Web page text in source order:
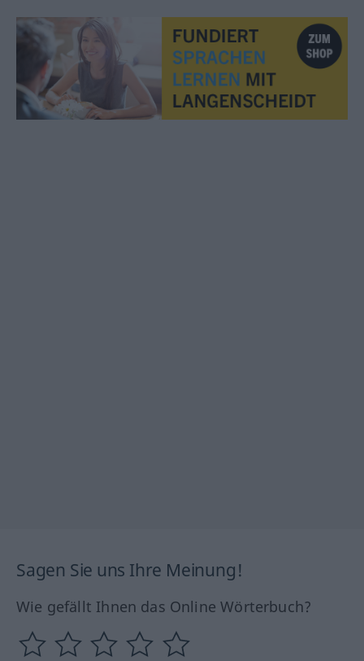
Sagen Sie uns Ihre Meinung!
Wie gefällt Ihnen das Online Wörterbuch?